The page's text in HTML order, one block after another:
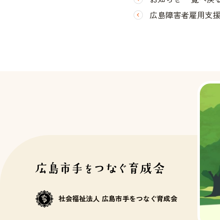
広島障害者雇用支
社会福祉法人 広島市手をつなぐ育成会